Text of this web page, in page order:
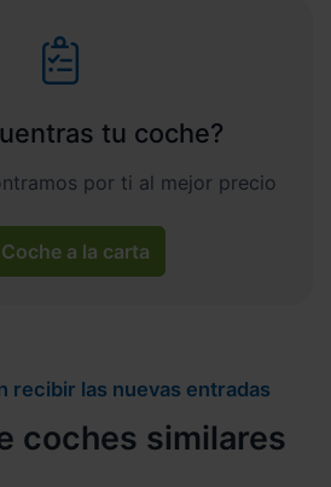
tu coche?
por ti al mejor precio
Coche a la carta
recibir las nuevas entradas
coches similares